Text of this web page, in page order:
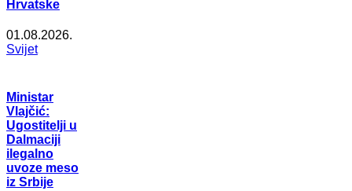
Hrvatske
01.08.2026.
Svijet
Ministar
Vlajčić:
Ugostitelji u
Dalmaciji
ilegalno
uvoze meso
iz Srbije